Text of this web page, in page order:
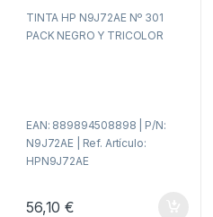
u
r
TINTA HP N9J72AE Nº 301
PACK NEGRO Y TRICOLOR
EAN: 889894508898 | P/N:
N9J72AE | Ref. Artículo:
HPN9J72AE
56,10€